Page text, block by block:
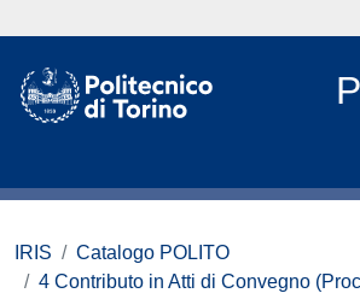
IRIS
Catalogo POLITO
4 Contributo in Atti di Convegno